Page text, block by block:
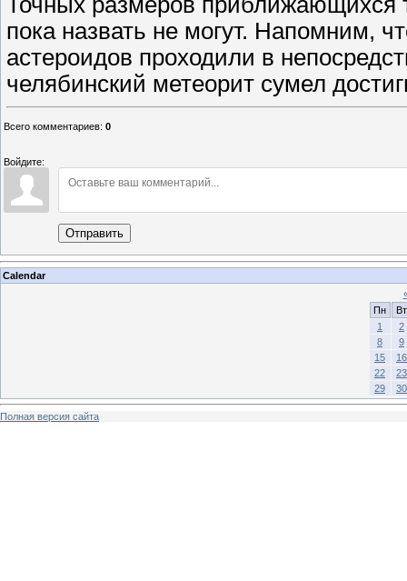
пока назвать не могут. Напомним,
астероидов проходили в
челябинский метеорит сумел
Всего комментариев: 0
Войдите:
Отправить
Calendar
Пн
Вт
1
2
8
9
15
16
22
23
29
30
Полная версия сайта